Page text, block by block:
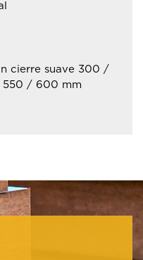
cierre suave 300 /
/ 600 mm